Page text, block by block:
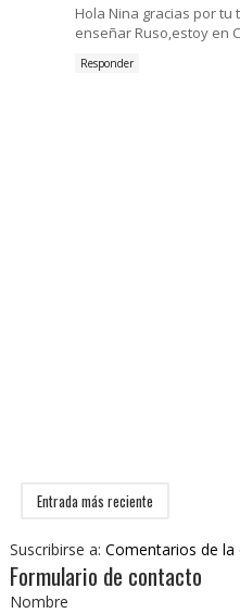
Hola Nina gracias por
enseñar Ruso,estoy en
Responder
Entrada más reciente
Suscribirse a: Comentarios de
Formulario de contacto
Nombre